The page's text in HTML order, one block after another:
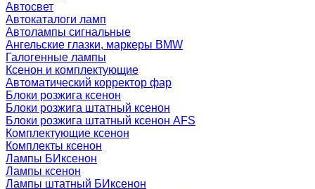
Автосвет
Автокаталоги ламп
Автолампы сигнальные
Ангельские глазки, маркеры BMW
Галогенные лампы
Ксенон и комплектующие
Автоматический корректор фар
Блоки розжига ксенон
Блоки розжига штатный ксенон
Блоки розжига штатный ксенон AFS
Комплектующие ксенон
Комплекты ксенон
Лампы БИксенон
Лампы ксенон
Лампы штатный БИксенон